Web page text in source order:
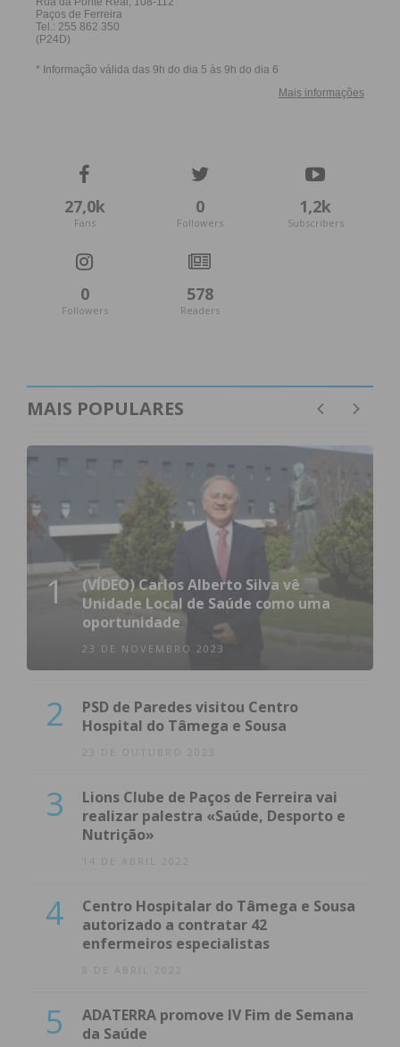
27,0k
Fans
0
Followers
1,2k
Subscribers
0
Followers
578
Readers
MAIS POPULARES
1
(VÍDEO) Carlos Alberto Silva vê
Unidade Local de Saúde como uma
oportunidade
23 DE NOVEMBRO 2023
2
PSD de Paredes visitou Centro
Hospital do Tâmega e Sousa
23 DE OUTUBRO 2023
3
Lions Clube de Paços de Ferreira vai
realizar palestra «Saúde, Desporto e
Nutrição»
14 DE ABRIL 2022
4
Centro Hospitalar do Tâmega e Sousa
autorizado a contratar 42
enfermeiros especialistas
8 DE ABRIL 2022
5
ADATERRA promove IV Fim de Semana
da Saúde